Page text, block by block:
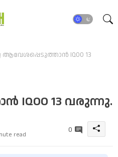
ആവേശപ്പെടുത്താൻ IQOO 13
IQOO 13 വരുന്നു.
read 0